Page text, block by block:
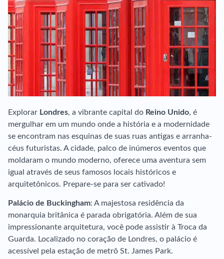
Explorar Londres, a vibrante capital do Reino Unido, é
mergulhar em um mundo onde a história e a modernidade
se encontram nas esquinas de suas ruas antigas e arranha-
céus futuristas. A cidade, palco de inúmeros eventos que
moldaram o mundo moderno, oferece uma aventura sem
igual através de seus famosos locais históricos e
arquitetônicos. Prepare-se para ser cativado!
Palácio de Buckingham: A majestosa residência da
monarquia britânica é parada obrigatória. Além de sua
impressionante arquitetura, você pode assistir à Troca da
Guarda. Localizado no coração de Londres, o palácio é
acessível pela estação de metrô St. James Park.